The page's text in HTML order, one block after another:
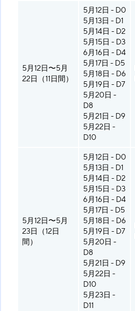
5月12日〜5月
22日（11日間）
5月12日 - D0
5月13日 - D1
5月14日 - D2
5月15日 - D3
6月16日 - D4
5月17日 - D5
5月18日 - D6
5月19日 - D7
5月20日 -
D8
5月21日 - D9
5月22日 -
D10
5月12日〜5月
23日（12日
間）
5月12日 - D0
5月13日 - D1
5月14日 - D2
5月15日 - D3
6月16日 - D4
5月17日 - D5
5月18日 - D6
5月19日 - D7
5月20日 -
D8
5月21日 - D9
5月22日 -
D10
5月23日 -
D11